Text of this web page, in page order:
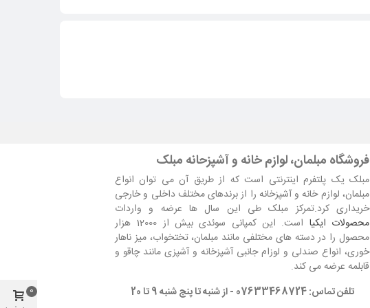
فروشگاه مبلمان، لوازم خانه و آشپزحانه مبلک
مبلک یک پلتفرم اینترنتی است که از طریق آن می توان انواع
مبلمان، لوازم خانه و آشپزخانه را از برندهای مختلف داخلی و خارجی
خریداری کرد.تمرکز مبلک طی این سال ها عرضه و واردات
محصولات ایکیا
است. این کمپانی سوئدی بیش از 12000 هزار
محصول را در دسته های مختلفی مانند مبلمان، تختخواب، میز ناهار
خوری، انواع صندلی و لوزام جانبی آشپزخانه و آشپزی مانند چاقو و
قابلمه عرضه می کند.
تلفن تماس: 07633468724 - از شنبه تا پنج شنبه 9 تا 20
0